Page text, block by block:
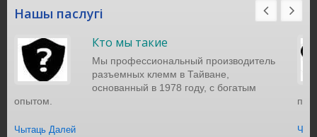
Нашы паслугі
Кто мы такие
Мы профессиональный производитель
разъемных клемм в Тайване,
основанный в 1978 году, с богатым
опытом.
Чытаць Далей